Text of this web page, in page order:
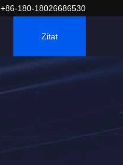
+86-180-18026686530
Zitat